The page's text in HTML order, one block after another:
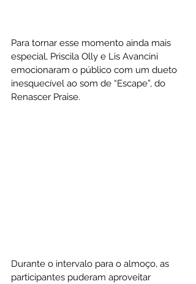
Para tornar esse momento ainda mais
especial, Priscila Olly e Lis Avancini
emocionaram o público com um dueto
inesquecível ao som de “Escape”, do
Renascer Praise.
Durante o intervalo para o almoço, as
participantes puderam aproveitar